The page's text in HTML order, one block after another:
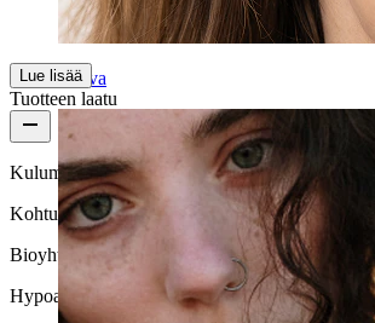
Korva
Käännetty tekoälyllä Näytä alkuperäinen
Lue lisää
Tuotteen laatu
Kulumisnopeus
Kohtuulliseen käyttöön
Bioyhteensopivuus
Hypoallergeeninen